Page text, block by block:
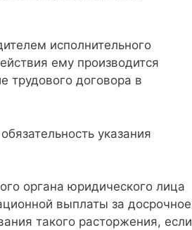
исполнительного
ему производится
трудового договора в
указания
органа юридического лица
выплаты за досрочное
такого расторжения, если